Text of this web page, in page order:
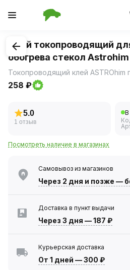
1/1
Клей токопроводящий
обогрева стекол
258 ₽
5.0
1 отзыв
В
Посмотреть наличие в магазинах
Самовывоз из магазинов
Через 2 дня и позже —
Доставка в пункт выдачи
Через 3 дня —187 ₽
Курьерская доставка
От 1 дней —300 ₽